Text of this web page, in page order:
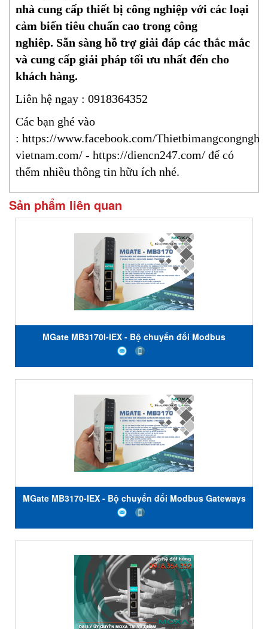
nhà cung cấp thiết bị công nghiệp với các loại
cảm biến tiêu chuẩn cao trong công
nghiêp. Sẵn sàng hỗ trợ giải đáp các thắc mắc
và cung cấp giải pháp tối ưu nhất đến cho
khách hàng.
Liên hệ ngay : 0918364352
Các bạn ghé vào
: https://www.facebook.com/
vietnam.com/ - https://diencn247.com/ để có
thểm nhiều thông tin hữu ích nhé.
Sản phẩm liên quan
MGate MB3170I-IEX - Bộ chuyển đổi Modbus
Gateways nâng cao 1 cổng RS232/485/422 sang
Ethernet - Cách ly 2 kV - Chứng nhận IECEx - Nhiệt độ
MGate MB3170-IEX - Bộ chuyển đổi Modbus Gateways
1 cổng RS232/485/422 sang Ethernet - Chứng nhận
IECEx - Nhiệt độ hoạt động từ 0 đến 55C - Moxa Việt